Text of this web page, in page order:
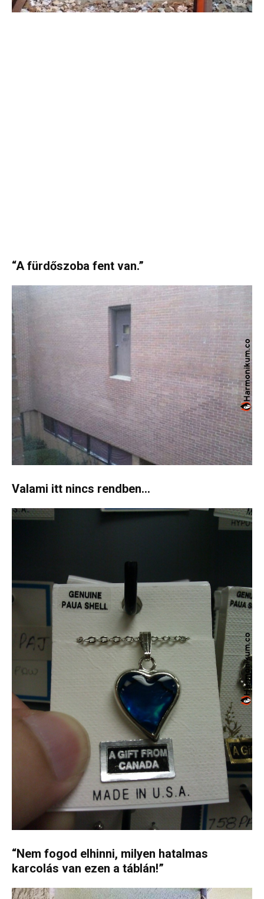
“A fürdőszoba fent van.”
Valami itt nincs rendben…
“Nem fogod elhinni, milyen hatalmas
karcolás van ezen a táblán!”